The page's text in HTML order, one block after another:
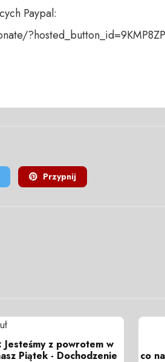
Paypal:
Przypnij
Jesteśmy z powrotem w
Piątek - Dochodzenie
co